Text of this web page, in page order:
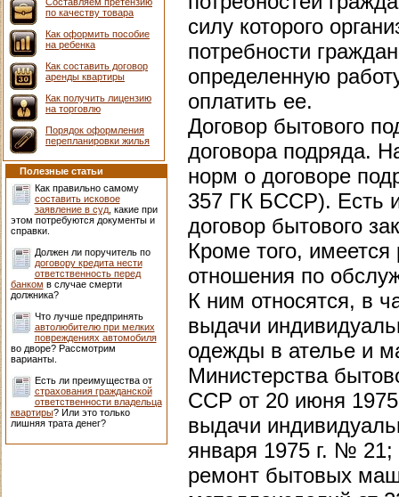
по качеству товара
Как оформить пособие
на ребенка
Как составить договор
аренды квартиры
Как получить лицензию
на торговлю
Порядок оформления
перепланировки жилья
Полезные статьи
Как правильно самому
составить исковое
заявление в суд, какие при
этом потребуются документы и
справки.
Должен ли поручитель по
договору кредита нести
ответственность перед
банком в случае смерти
должника?
Что лучше предпринять
автолюбителю при мелких
повреждениях автомобиля
во дворе? Рассмотрим
варианты.
Есть ли преимущества от
страхования гражданской
ответственности владельца
квартиры? Или это только
лишняя трата денег?
силу которого
потребности
определенную
оплатить ее.
Договор бытового
договора подряда.
норм о договоре
357 ГК БССР). Есть
договор бытового
Кроме того,
отношения по
К ним относятся, в
выдачи
одежды в ателье и
Министерства
ССР от 20 июня
выдачи
января 1975 г. № 21;
ремонт бытовых